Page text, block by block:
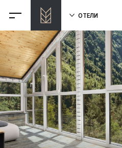
ОТЕЛИ